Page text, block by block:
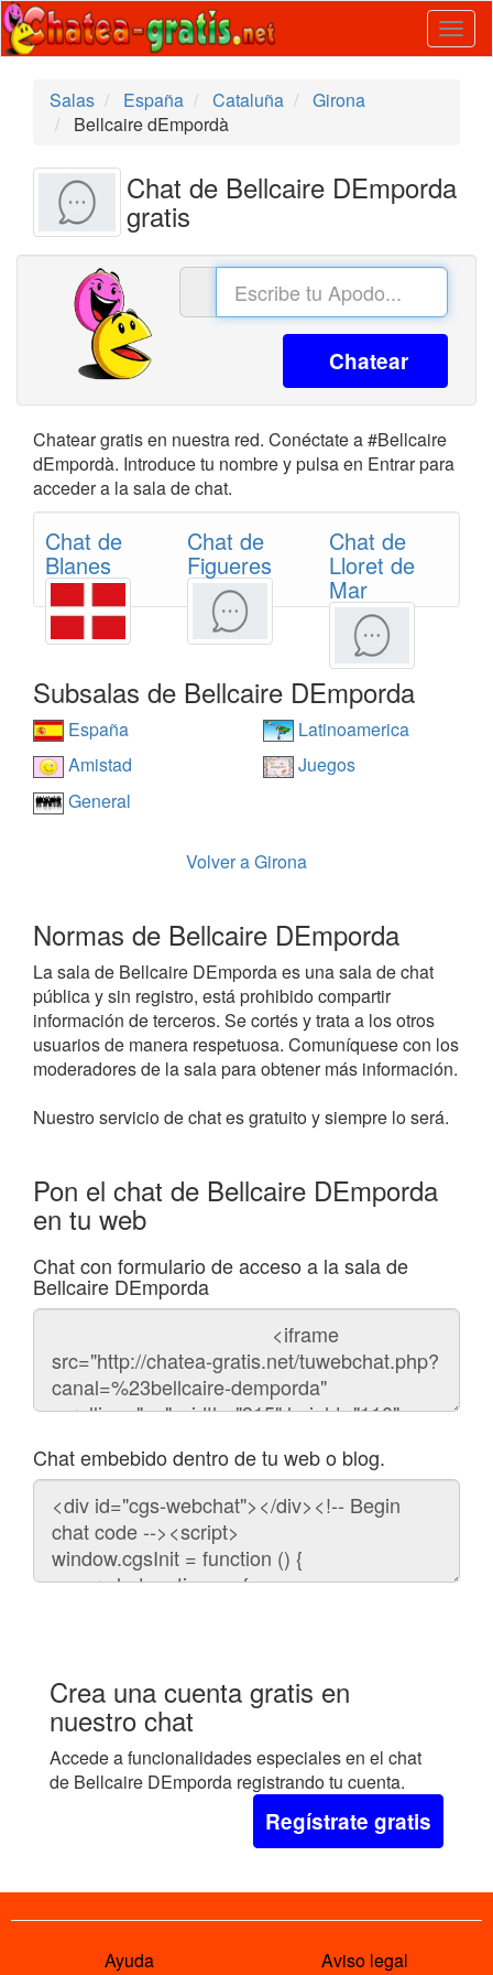
Salas
España Cataluña
Girona
Bellcaire dEmpordà
Chat de Bellcaire DEmporda
gratis
Chatear
Chatear gratis en nuestra red. Conéctate a #Bellcaire
dEmpordà. Introduce tu nombre y pulsa en Entrar para
acceder a la sala de chat.
Chat de
Blanes
Chat de
Figueres
Chat de
Lloret de
Mar
Subsalas de Bellcaire DEmporda
España
Latinoamerica
Amistad
Juegos
General
Volver a Girona
Normas de Bellcaire DEmporda
La sala de Bellcaire DEmporda es una sala de chat
pública y sin registro, está prohibido compartir
información de terceros. Se cortés y trata a los otros
usuarios de manera respetuosa. Comuníquese con los
moderadores de la sala para obtener más información.
Nuestro servicio de chat es gratuito y siempre lo será.
Pon el chat de Bellcaire DEmporda
en tu web
Chat con formulario de acceso a la sala de
Bellcaire DEmporda
Código
chat
Chat embebido dentro de tu web o blog.
Código
para
embeber
chat
Crea una cuenta gratis en
nuestro chat
Accede a funcionalidades especiales en el chat
de Bellcaire DEmporda registrando tu cuenta.
Regístrate gratis
Ayuda Aviso legal